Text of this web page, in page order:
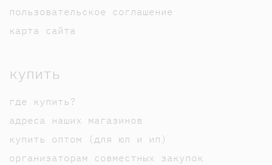
пользовательское соглашение
карта сайта
купить
где купить?
адреса наших магазинов
купить оптом (для юл и ип)
организаторам совместных закупок